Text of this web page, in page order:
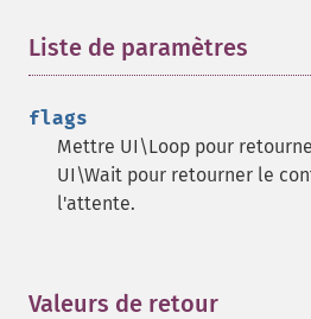
Liste de paramètres
flags
Mettre UI\Loop pour
UI\Wait pour retourner le
l'attente.
Valeurs de retour